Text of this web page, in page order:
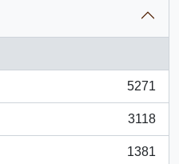
5271
3118
1381